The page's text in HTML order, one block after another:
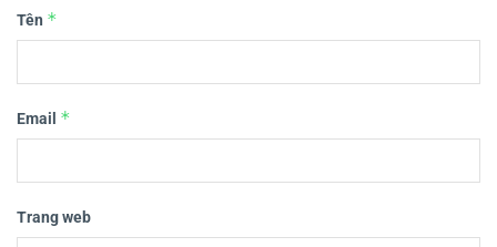
Tên *
Email *
Trang web